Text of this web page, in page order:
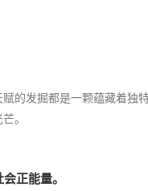
的发掘都是一颗蕴藏着独
。
正能量。